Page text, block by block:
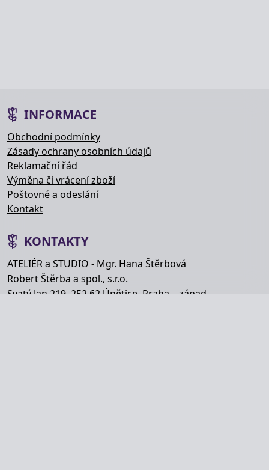
INFORMACE
Obchodní podmínky
Zásady ochrany osobních údajů
Reklamační řád
Výměna či vrácení zboží
Poštovné a odeslání
Kontakt
KONTAKTY
ATELIÉR a STUDIO - Mgr. Hana Štěrbová
Robert Štěrba a spol., s.r.o.
Svatý Jan 219, 252 62 Únětice, Praha – západ